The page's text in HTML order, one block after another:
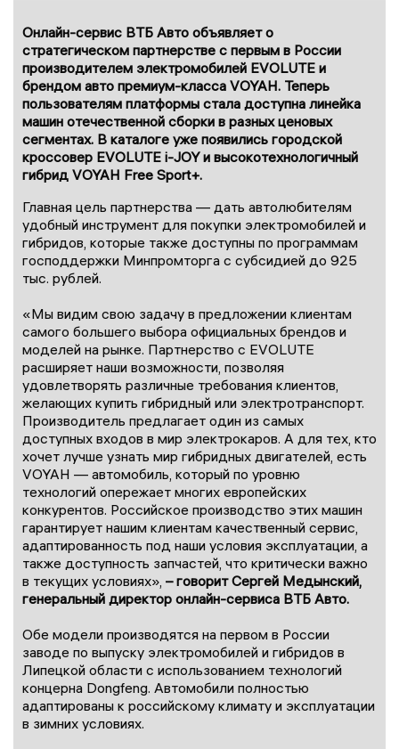
Онлайн-сервис ВТБ Авто объявляет о
стратегическом партнерстве с первым в России
производителем электромобилей EVOLUTE и
брендом авто премиум-класса VOYAH. Теперь
пользователям платформы стала доступна линейка
машин отечественной сборки в разных ценовых
сегментах. В каталоге уже появились городской
кроссовер EVOLUTE i-JOY и высокотехнологичный
гибрид VOYAH Free Sport+.
Главная цель партнерства — дать автолюбителям
удобный инструмент для покупки электромобилей и
гибридов, которые также доступны по программам
господдержки Минпромторга с субсидией до 925
тыс. рублей.
«Мы видим свою задачу в предложении клиентам
самого большего выбора официальных брендов и
моделей на рынке. Партнерство с EVOLUTE
расширяет наши возможности, позволяя
удовлетворять различные требования клиентов,
желающих купить гибридный или электротранспорт.
Производитель предлагает один из самых
доступных входов в мир электрокаров. А для тех, кто
хочет лучше узнать мир гибридных двигателей, есть
VOYAH — автомобиль, который по уровню
технологий опережает многих европейских
конкурентов. Российское производство этих машин
гарантирует нашим клиентам качественный сервис,
адаптированность под наши условия эксплуатации, а
также доступность запчастей, что критически важно
в текущих условиях», – говорит Сергей Медынский,
генеральный директор онлайн-сервиса ВТБ Авто.
Обе модели производятся на первом в России
заводе по выпуску электромобилей и гибридов в
Липецкой области с использованием технологий
концерна Dongfeng. Автомобили полностью
адаптированы к российскому климату и эксплуатации
в зимних условиях.